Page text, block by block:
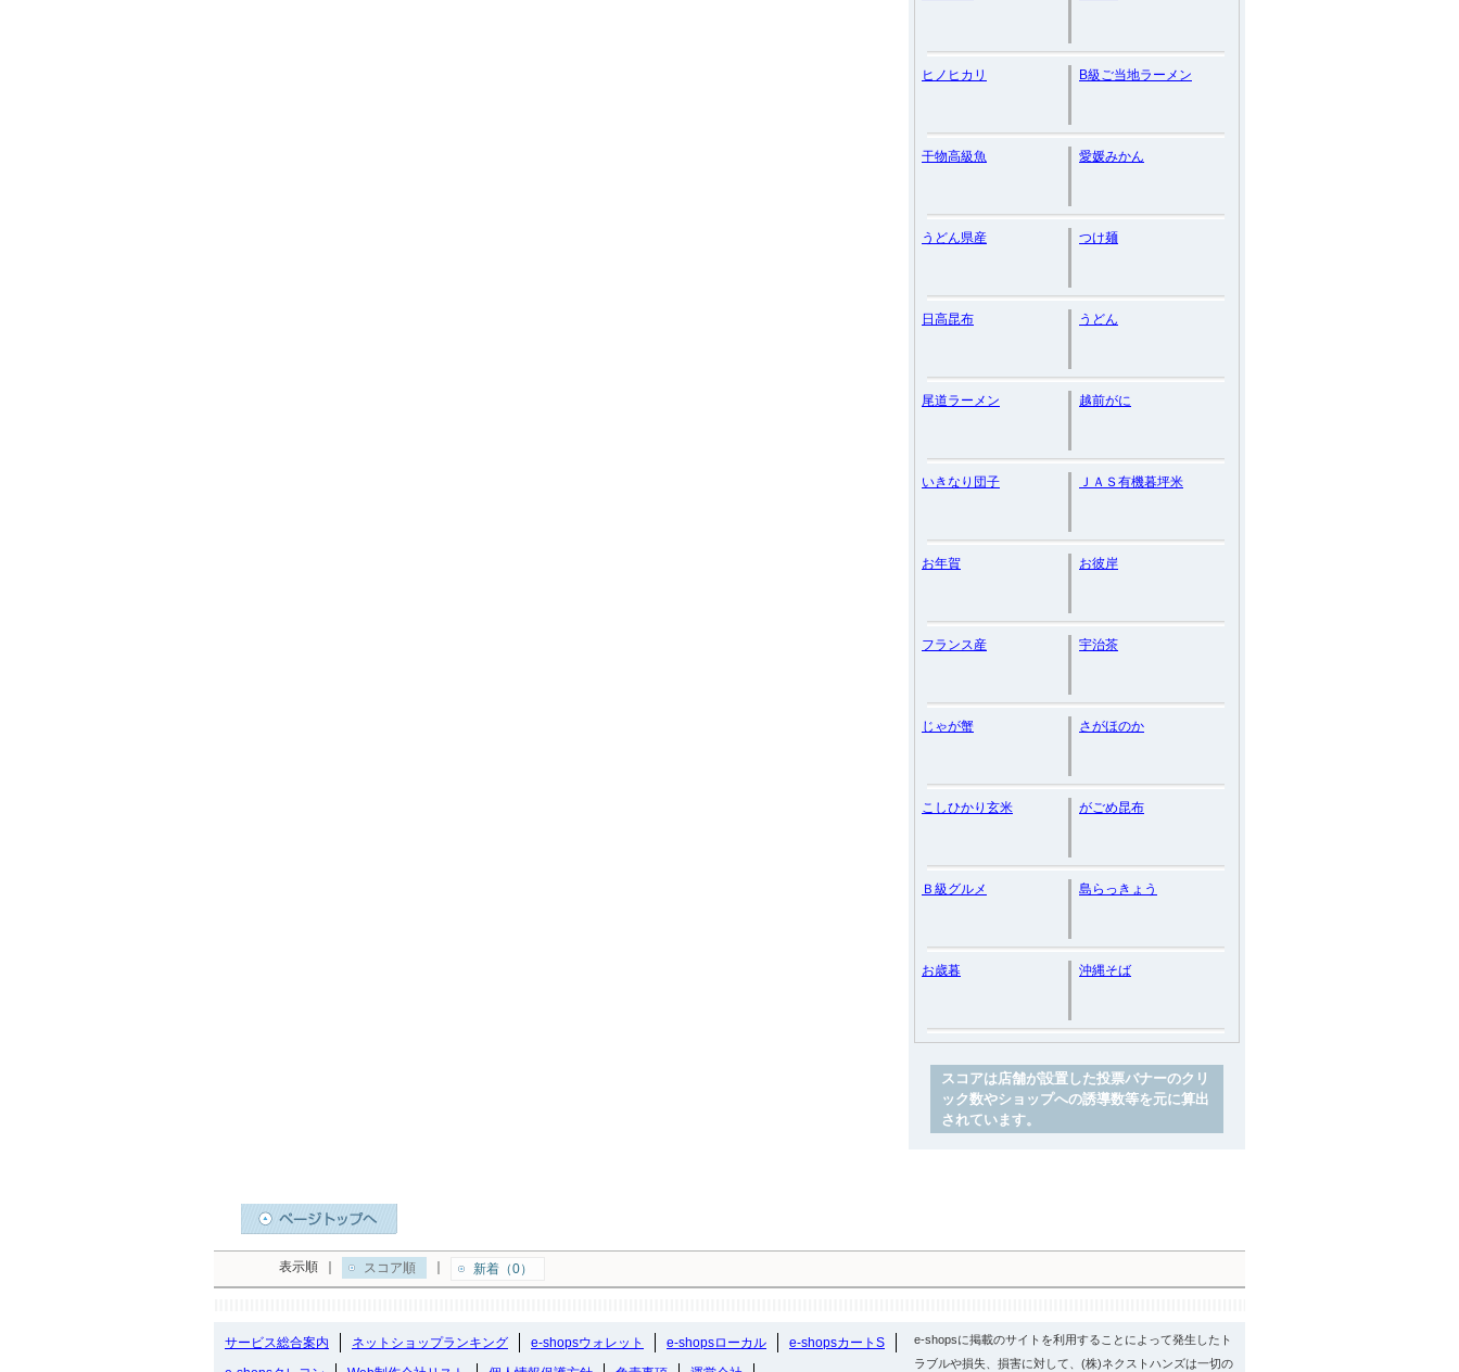
ヒノヒカリ B級ご当地ラーメン
干物高級魚 愛媛みかん
うどん県産 つけ麺
日高昆布 うどん
尾道ラーメン 越前がに
いきなり団子 ＪＡＳ有機暮坪米
お年賀 お彼岸
フランス産 宇治茶
じゃが蟹 さがほのか
こしひかり玄米 がごめ昆布
Ｂ級グルメ 島らっきょう
お歳暮 沖縄そば
スコアは店舗が設置した投票バナーのクリ
ック数やショップへの誘導数等を元に算出
されています。
表示順 スコア順 新着（0）
サービス総合案内 ネットショップランキング e-shopsウォレット e-shopsローカル
e-shopsカートS
e-shopsに掲載のサイトを利用することによって発生したト
ラブルや損失、損害に対して、(株)ネクストハンズは一切の